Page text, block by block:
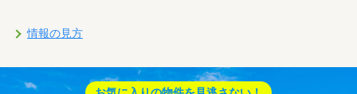
情報の見方